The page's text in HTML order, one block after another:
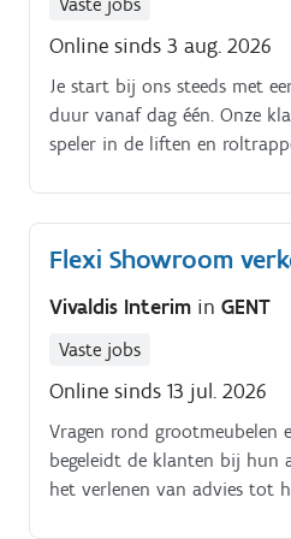
Online sinds 3 aug. 2026
Je start bij ons steeds met
duur vanaf dag één. Onze
speler in de liften en
Vlaanderen.
Flexi Showroom
Vivaldis Interim in GENT
Vaste jobs
Online sinds 13 jul. 2026
Vragen rond grootmeubelen
begeleidt de klanten bij hun
het verlenen van advies tot